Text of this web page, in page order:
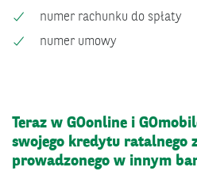
numer rachunku do spłaty
numer umowy
Teraz w GOonline i
swojego kredytu ratalnego
prowadzonego w innym